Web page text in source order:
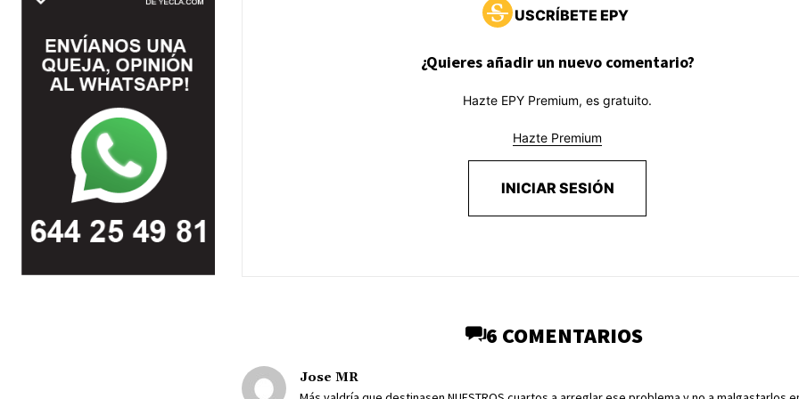
USCRÍBETE EPY
¿Quieres añadir un nuevo comentario?
Hazte EPY Premium, es gratuito.
Hazte Premium
INICIAR SESIÓN
6 COMENTARIOS
Jose MR